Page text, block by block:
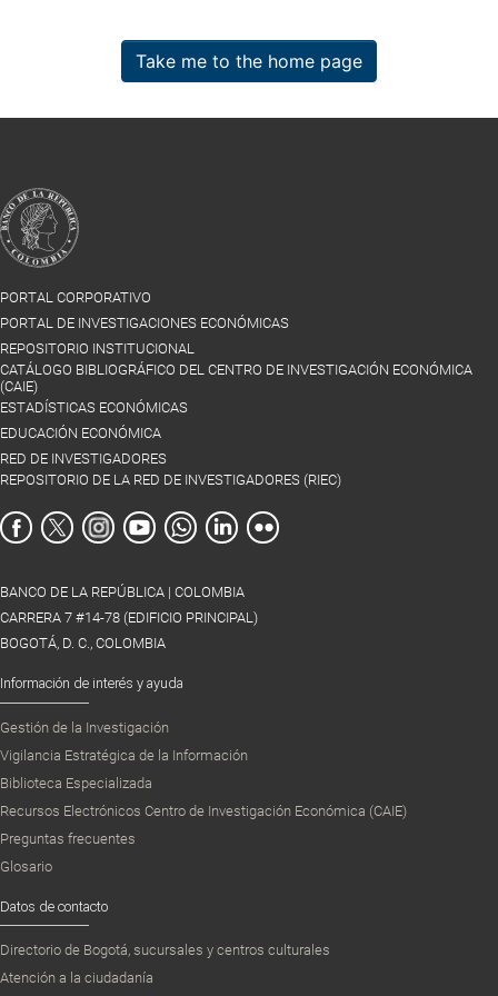
Take me to the home page
PORTAL CORPORATIVO
PORTAL DE INVESTIGACIONES ECONÓMICAS
REPOSITORIO INSTITUCIONAL
CATÁLOGO BIBLIOGRÁFICO DEL CENTRO DE INVESTIGACIÓN ECONÓMICA
(CAIE)
ESTADÍSTICAS ECONÓMICAS
EDUCACIÓN ECONÓMICA
RED DE INVESTIGADORES
REPOSITORIO DE LA RED DE INVESTIGADORES (RIEC)
BANCO DE LA REPÚBLICA | COLOMBIA
CARRERA 7 #14-78 (EDIFICIO PRINCIPAL)
BOGOTÁ, D. C., COLOMBIA
Información de interés y ayuda
Gestión de la Investigación
Vigilancia Estratégica de la Información
Biblioteca Especializada
Recursos Electrónicos Centro de Investigación Económica (CAIE)
Preguntas frecuentes
Glosario
Datos de contacto
Directorio de Bogotá, sucursales y centros culturales
Atención a la ciudadanía